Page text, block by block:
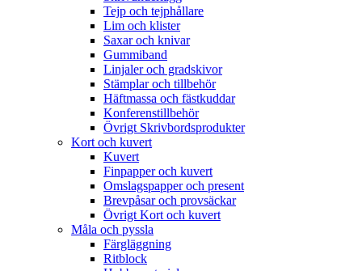
Tejp och tejphållare
Lim och klister
Saxar och knivar
Gummiband
Linjaler och gradskivor
Stämplar och tillbehör
Häftmassa och fästkuddar
Konferenstillbehör
Övrigt Skrivbordsprodukter
Kort och kuvert
Kuvert
Finpapper och kuvert
Omslagspapper och present
Brevpåsar och provsäckar
Övrigt Kort och kuvert
Måla och pyssla
Färgläggning
Ritblock